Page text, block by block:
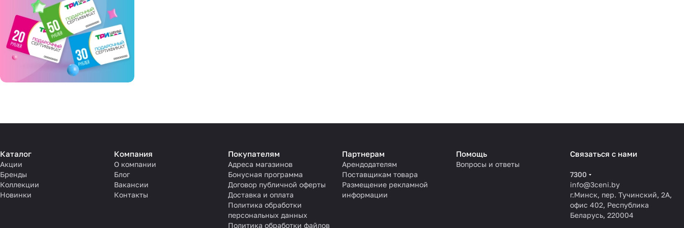
Каталог
Акции
Бренды
Коллекции
Новинки
Компания
О компании
Блог
Вакансии
Контакты
Покупателям
Адреса магазинов
Бонусная программа
Договор публичной оферты
Доставка и оплата
Политика обработки
персональных данных
Политика обработки файлов
Партнерам
Арендодателям
Поставщикам товара
Размещение рекламной
информации
Помощь
Вопросы и ответы
Связаться с нами
7300
info@3ceni.by
г.Минск, пер. Тучинский, 2А,
офис 402, Республика
Беларусь, 220004